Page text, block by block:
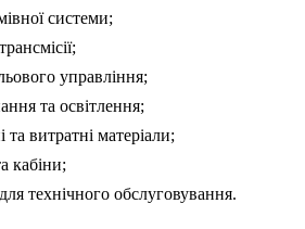
системи;
управління;
та освітлення;
витратні матеріали;
кабіни;
технічного обслуговування.